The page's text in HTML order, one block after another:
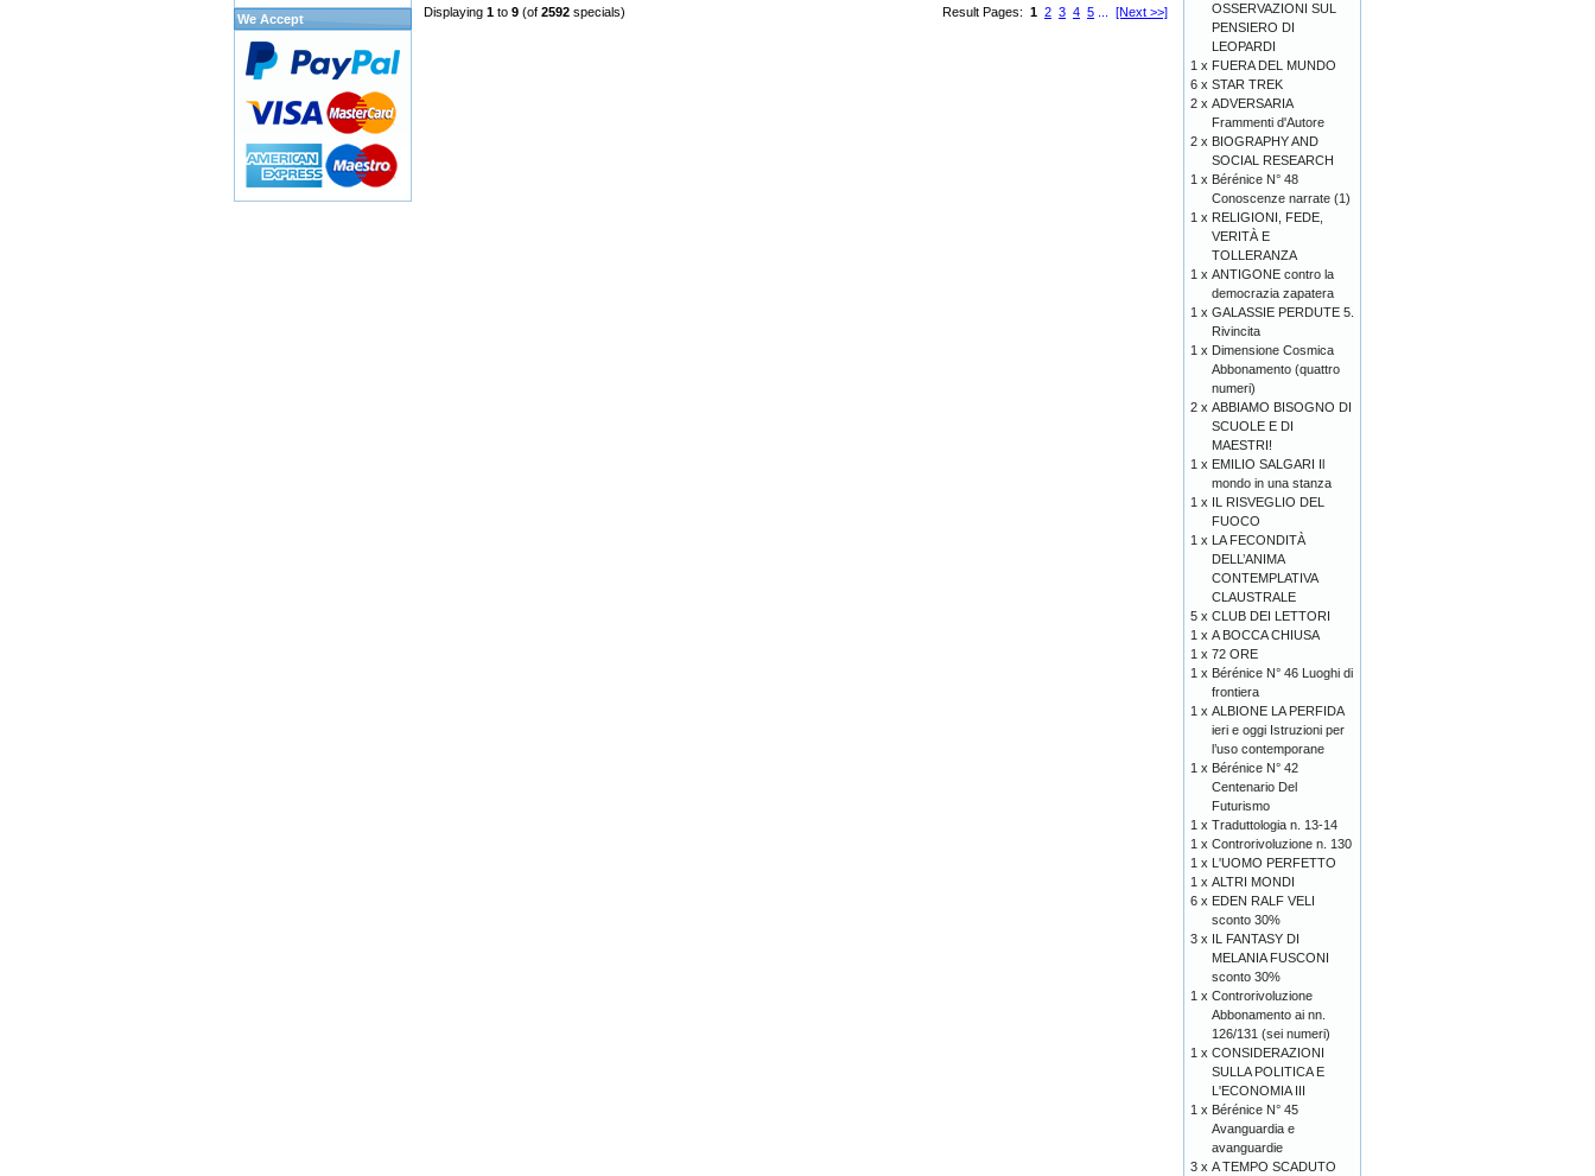
Result Pages: 1 2 3 4 5 [Next >>]
Displaying 1 to 9 (of 2592 specials)
We Accept
OSSERVAZIONI SUL
PENSIERO DI
LEOPARDI
1 x FUERA DEL MUNDO
6 x STAR TREK
2 x ADVERSARIA
Frammenti d'Autore
2 x BIOGRAPHY AND
SOCIAL RESEARCH
1 x Bérénice N° 48
Conoscenze narrate (1)
1 x RELIGIONI, FEDE,
VERITÀ E
TOLLERANZA
1 x ANTIGONE contro la
democrazia zapatera
1 x GALASSIE PERDUTE 5.
Rivincita
1 x Dimensione Cosmica
Abbonamento (quattro
numeri)
2 x ABBIAMO BISOGNO DI
SCUOLE E DI
MAESTRI!
1 x EMILIO SALGARI Il
mondo in una stanza
1 x IL RISVEGLIO DEL
FUOCO
1 x LA FECONDITÀ
DELL’ANIMA
CONTEMPLATIVA
CLAUSTRALE
5 x CLUB DEI LETTORI
1 x A BOCCA CHIUSA
1 x 72 ORE
1 x Bérénice N° 46 Luoghi di
frontiera
1 x ALBIONE LA PERFIDA
ieri e oggi Istruzioni per
l’uso contemporane
1 x Bérénice N° 42
Centenario Del
Futurismo
1 x Traduttologia n. 13-14
1 x Controrivoluzione n. 130
1 x L'UOMO PERFETTO
1 x ALTRI MONDI
6 x EDEN RALF VELI
sconto 30%
3 x IL FANTASY DI
MELANIA FUSCONI
sconto 30%
1 x Controrivoluzione
Abbonamento ai nn.
126/131 (sei numeri)
1 x CONSIDERAZIONI
SULLA POLITICA E
L'ECONOMIA III
1 x Bérénice N° 45
Avanguardia e
avanguardie
3 x A TEMPO SCADUTO